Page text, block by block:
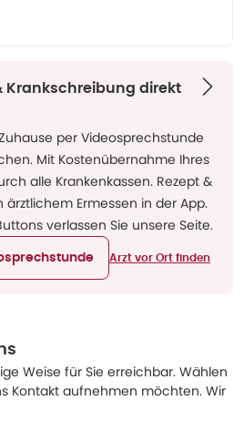
Krankschreibung direkt
per Videosprechstunde
Mit Kostenübernahme Ihres
alle Krankenkassen. Rezept &
Ermessen in der App.
verlassen Sie unsere Seite.
Arzt vor Ort finden
Weise für Sie erreichbar. Wählen
Kontakt aufnehmen möchten. Wir